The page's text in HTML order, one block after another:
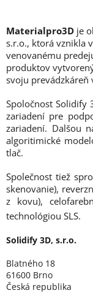
Materialpro3D je
s.r.o., ktorá vznikla
venovanému
produktov
svoju prevádzkáreň
Spoločnost Solidify
zariadení pre
zariadení. Dalšou
algoritimické
tlač.
Společnost tiež
skenovanie),
z kovu),
technológiou SLS.
Solidify 3D, s.r.o.
Blatného 18
61600 Brno
Česká republika